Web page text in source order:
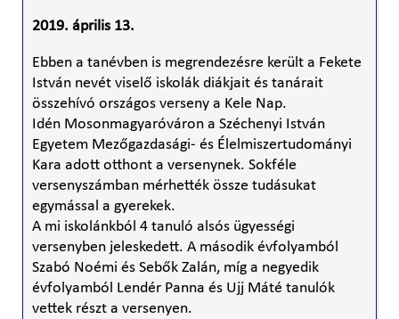
2019. április 13.
Ebben a tanévben is megrendezésre került a Fekete
István nevét viselő iskolák diákjait és tanárait
összehívó országos verseny a Kele Nap.
Idén Mosonmagyaróváron a Széchenyi István
Egyetem Mezőgazdasági- és Élelmiszertudományi
Kara adott otthont a versenynek. Sokféle
versenyszámban mérhették össze tudásukat
egymással a gyerekek.
A mi iskolánkból 4 tanuló alsós ügyességi
versenyben jeleskedett. A második évfolyamból
Szabó Noémi és Sebők Zalán, míg a negyedik
évfolyamból Lendér Panna és Ujj Máté tanulók
vettek részt a versenyen.